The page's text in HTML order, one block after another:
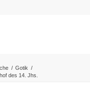
/ Gotik /
des 14. Jhs.